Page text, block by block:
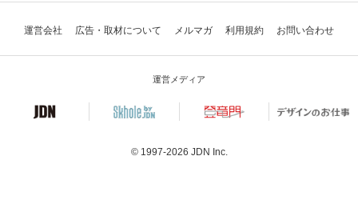
運営会社 広告・取材について メルマガ 利用規約 お問い合わせ
運営メディア
© 1997-2026 JDN Inc.